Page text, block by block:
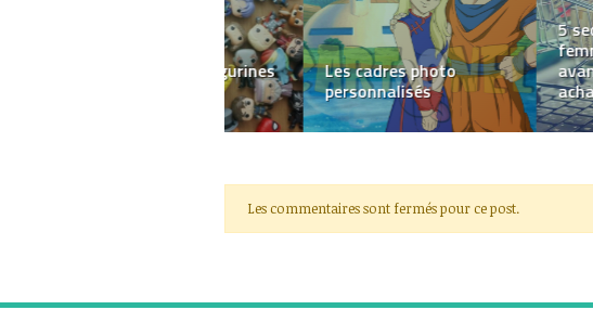
Le come back du tailleur
femme
Tapis Beni
choses à
tapis berbère
Les commentaires sont fermés pour ce post.